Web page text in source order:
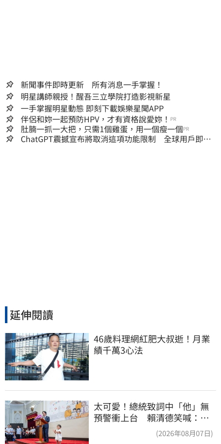
新聞事件即時更新 所有消息一手掌握！
明星講師親授！醒吾三立學院打造影視新星
一手掌握明星動態 即刻下載娛樂星聞APP
伴侶和妳一起預防HPV，才有資格說愛妳！ PR
肚腩一抓一大把，只需1個雞蛋，用一個瘦一個PR
ChatGPT震撼宣布將取消這項功能限制 全球用戶即刻
延伸閱讀
46歲料理網紅肥大叔逝！月業
績千萬3心法
太可愛！總統致詞中「他」無
預警衝上台 賴清德笑喊：卸
(2026年08月07日)